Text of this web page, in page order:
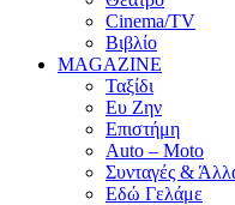
Cinema/TV
Βιβλίο
MAGAZINE
Ταξίδι
Ευ Ζην
Επιστήμη
Auto – Moto
Συνταγές &
Εδώ Γελάμε